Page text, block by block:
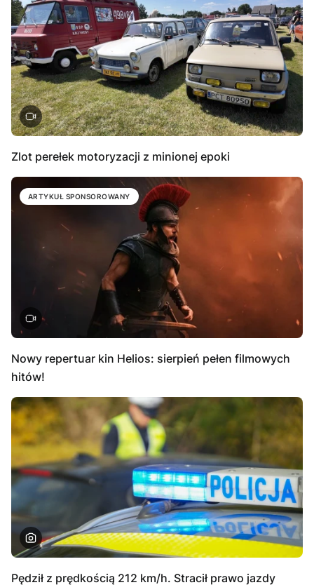
Zlot perełek motoryzacji z minionej epoki
ARTYKUŁ SPONSOROWANY
Nowy repertuar kin Helios: sierpień pełen filmowych
hitów!
Pędził z prędkością 212 km/h. Stracił prawo jazdy